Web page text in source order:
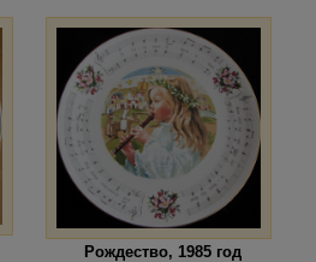
Рождество, 1985 год